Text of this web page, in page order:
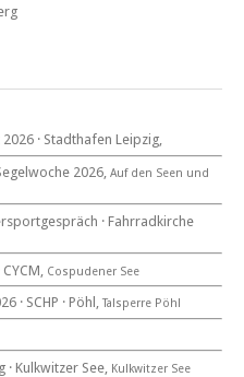
· Sachsen Anhalt
· Stadthafen Leipzig,
2026, Auf den Seen und
· Fahrradkirche
Cospudener See
· SCHP · Pöhl, Talsperre Pöhl
Kulkwitzer See, Kulkwitzer See